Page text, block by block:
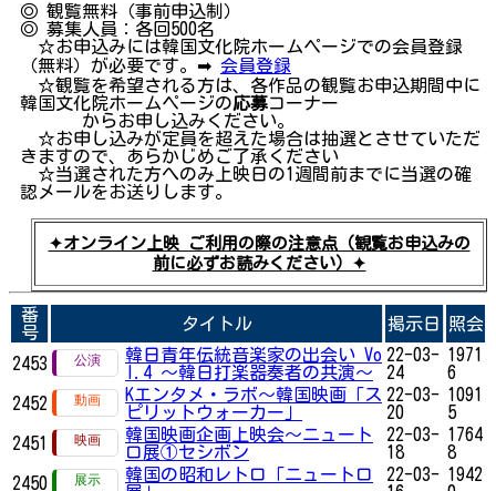
◎ 観覧無料（事前申込制）
◎ 募集人員：各回500名
☆お申込みには韓国文化院ホームページでの会員登録
（無料）が必要です。➡ 会員登録
☆観覧を希望される方は、各作品の観覧お申込期間中に
韓国文化院ホームページの応募コーナー
からお申し込みください。
☆お申し込みが定員を超えた場合は抽選とさせていただ
きますので、あらかじめご了承ください
☆当選された方へのみ上映日の1週間前までに当選の確
認メールをお送りします。
✦オンライン上映 ご利用の際の注意点（観覧お申込みの
前に必ずお読みください）✦
番
号
タイトル 掲示日 照会
2453
韓日青年伝統音楽家の出会い Vo
l.4 ～韓日打楽器奏者の共演～
22-03-
24
1971
6
2452
Kエンタメ・ラボ～韓国映画「ス
ピリットウォーカー」
22-03-
20
1091
5
2451
韓国映画企画上映会～ニュート
ロ展①セシボン
22-03-
18
1764
8
2450
韓国の昭和レトロ「ニュートロ
22-03- 1942